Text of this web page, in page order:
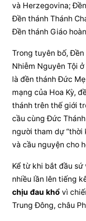
và Herzegovina;
Đền thánh Thánh
Đền thánh Giáo
Trong tuyên bố,
Nhiễm Nguyên Tội
là đền thánh Đức
mạng của Hoa Kỳ,
thánh trên thế giới
cầu cùng Đức
người tham dự
và cầu nguyện cho
Kể từ khi bắt đầu sứ
chịu đau khổ vì
Trung Đông, châu